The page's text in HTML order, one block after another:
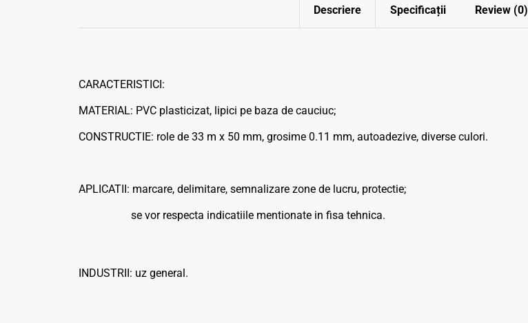
Descriere Specificații Review (0)
CARACTERISTICI:
MATERIAL: PVC plasticizat, lipici pe baza de cauciuc;
CONSTRUCTIE: role de 33 m x 50 mm, grosime 0.11 mm, autoadezive, diverse culori.
APLICATII: marcare, delimitare, semnalizare zone de lucru, protectie;
se vor respecta indicatiile mentionate in fisa tehnica.
INDUSTRII: uz general.